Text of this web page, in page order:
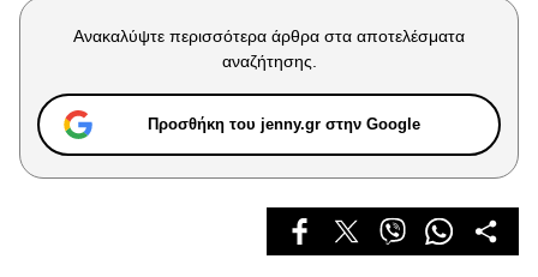
Celebrities
Who
True Stories
Ask the Guru
Ανακαλύψτε περισσότερα άρθρα στα αποτελέσματα
αναζήτησης.
Προσθήκη του jenny.gr στην Google